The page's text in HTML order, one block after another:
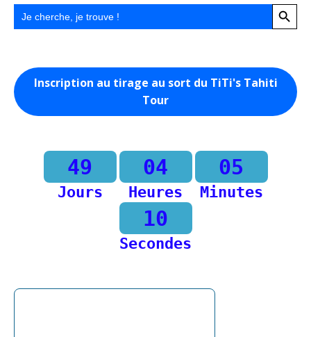
Search
for:
Search Button
Inscription au tirage au sort du TiTi's Tahiti
Tour
49
Jours
04
Heures
05
Minutes
10
Secondes